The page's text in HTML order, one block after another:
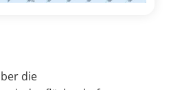
die